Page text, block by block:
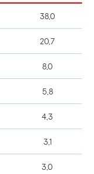
38,0
20,7
8,0
5,8
4,3
3,1
3,0